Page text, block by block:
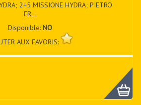
2+5 MISSIONE HYDRA; PIETRO
FR...
Disponible:NO
AUX FAVORIS: